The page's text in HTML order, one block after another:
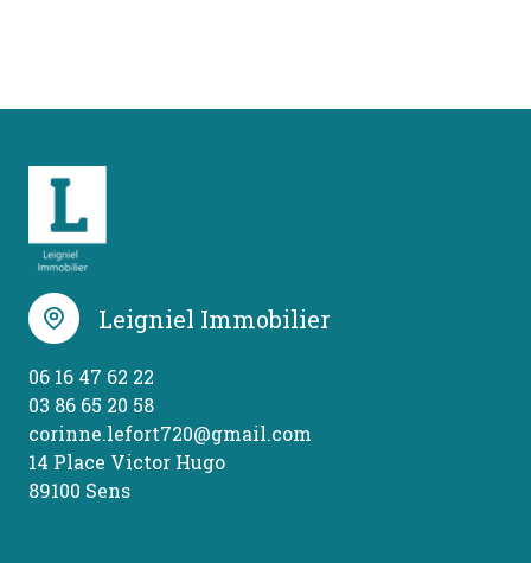
Leigniel Immobilier
06 16 47 62 22
03 86 65 20 58
corinne.lefort720@gmail.com
14 Place Victor Hugo
89100 Sens